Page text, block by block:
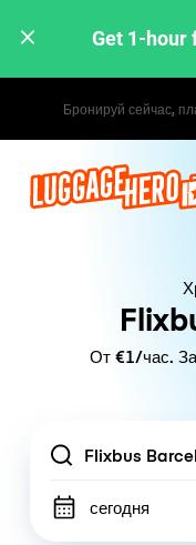
Get 1-hour
От €1/час.
Location
сегодня